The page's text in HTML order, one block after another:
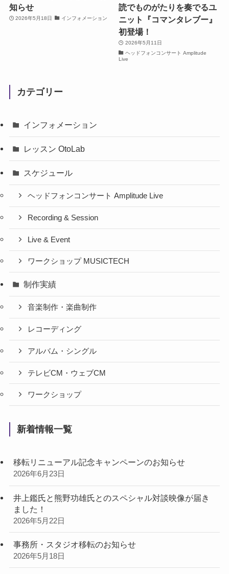
知らせ
2026年5月18日 インフォメーション
読でものがたりを奏でるユ
ニット『コマンタレブー』
初登場！
2026年5月11日
ヘッドフォンコンサート Amplitude
Live
カテゴリー
インフォメーション
レッスン OtoLab
スケジュール
ヘッドフォンコンサート Amplitude Live
Recording & Session
Live & Event
ワークショップ MUSICTECH
制作実績
音楽制作・楽曲制作
レコーディング
アルバム・シングル
テレビCM・ウェブCM
ワークショップ
新着情報一覧
移転リニューアル記念キャンペーンのお知らせ
2026年6月23日
井上鑑氏と熊野功雄氏とのスペシャル対談映像が届き
ました！
2026年5月22日
事務所・スタジオ移転のお知らせ
2026年5月18日